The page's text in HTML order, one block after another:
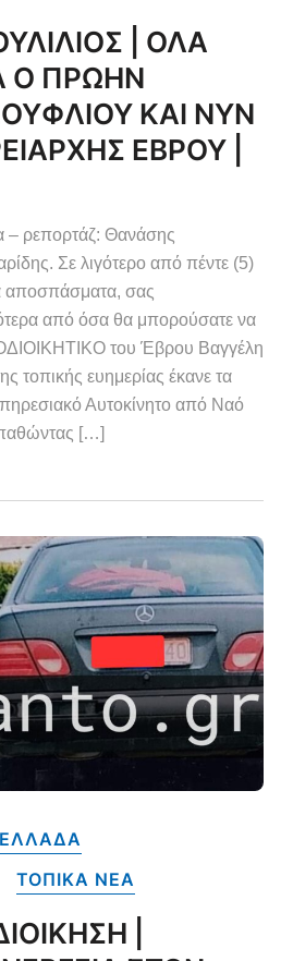
| ΟΛΑ
Ο ΠΡΩΗΝ
ΚΑΙ ΝΥΝ
ΕΒΡΟΥ |
ρεπορτάζ: Θανάσης
Σε λιγότερο από πέντε (5)
αποσπάσματα, σας
από όσα θα μπορούσατε να
του Έβρου Βαγγέλη
τοπικής ευημερίας έκανε τα
Αυτοκίνητο από Ναό
[…]
ΕΛΛΑΔΑ
ΤΟΠΙΚΑ NEA
|